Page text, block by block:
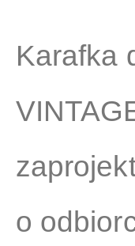
Karafka
o